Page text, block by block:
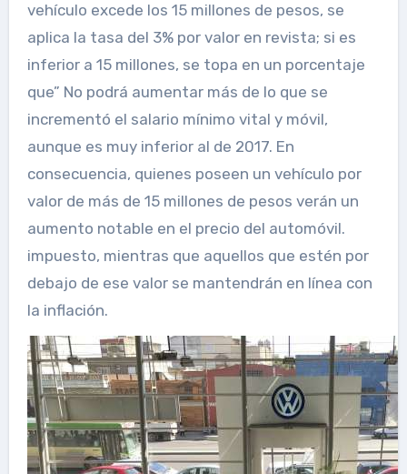
vehículo excede los 15 millones de pesos, se
aplica la tasa del 3% por valor en revista; si es
inferior a 15 millones, se topa en un porcentaje
que” No podrá aumentar más de lo que se
incrementó el salario mínimo vital y móvil,
aunque es muy inferior al de 2017. En
consecuencia, quienes poseen un vehículo por
valor de más de 15 millones de pesos verán un
aumento notable en el precio del automóvil.
impuesto, mientras que aquellos que estén por
debajo de ese valor se mantendrán en línea con
la inflación.